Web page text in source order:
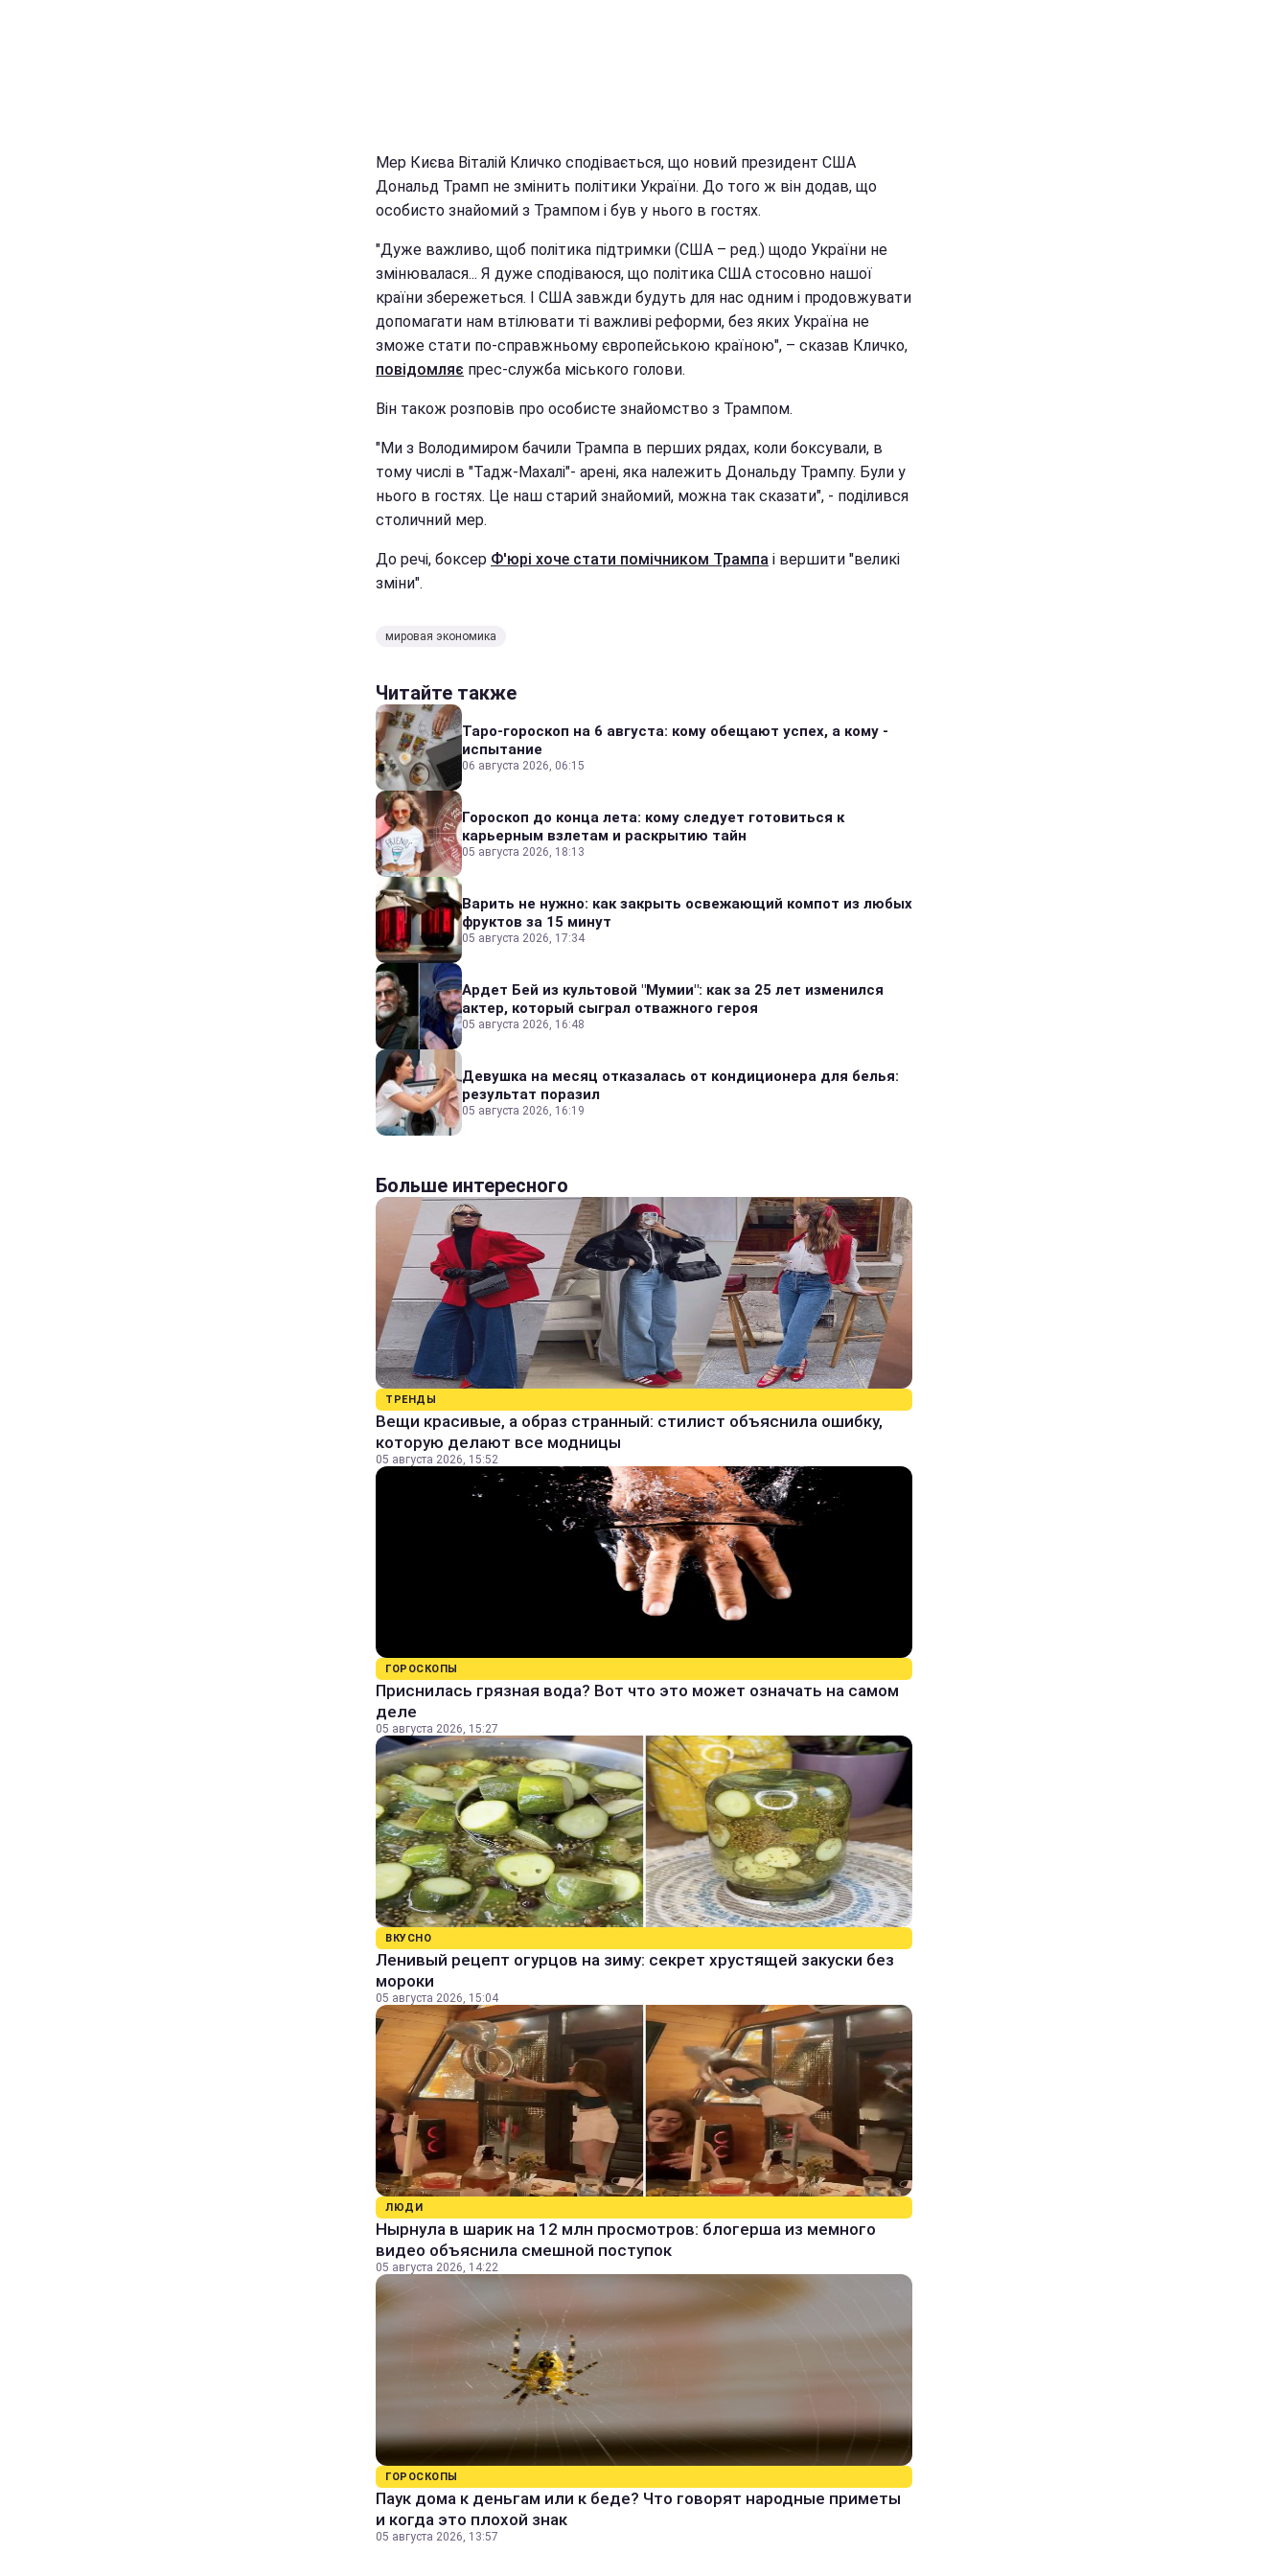
Мер Києва Віталій Кличко сподівається, що новий президент США
Дональд Трамп не змінить політики України. До того ж він додав, що
особисто знайомий з Трампом і був у нього в гостях.
"Дуже важливо, щоб політика підтримки (США – ред.) щодо України не
змінювалася... Я дуже сподіваюся, що політика США стосовно нашої
країни збережеться. І США завжди будуть для нас одним і продовжувати
допомагати нам втілювати ті важливі реформи, без яких Україна не
зможе стати по-справжньому європейською країною", – сказав Кличко,
повідомляє прес-служба міського голови.
Він також розповів про особисте знайомство з Трампом.
"Ми з Володимиром бачили Трампа в перших рядах, коли боксували, в
тому числі в "Тадж-Махалі"- арені, яка належить Дональду Трампу. Були у
нього в гостях. Це наш старий знайомий, можна так сказати", - поділився
столичний мер.
До речі, боксер Ф'юрі хоче стати помічником Трампа і вершити "великі
зміни".
мировая экономика
Читайте также
Таро-гороскоп на 6 августа: кому обещают успех, а кому -
испытание
06 августа 2026, 06:15
Гороскоп до конца лета: кому следует готовиться к
карьерным взлетам и раскрытию тайн
05 августа 2026, 18:13
Варить не нужно: как закрыть освежающий компот из любых
фруктов за 15 минут
05 августа 2026, 17:34
Ардет Бей из культовой "Мумии": как за 25 лет изменился
актер, который сыграл отважного героя
05 августа 2026, 16:48
Девушка на месяц отказалась от кондиционера для белья:
результат поразил
05 августа 2026, 16:19
Больше интересного
ТРЕНДЫ
Вещи красивые, а образ странный: стилист объяснила ошибку,
которую делают все модницы
05 августа 2026, 15:52
ГОРОСКОПЫ
Приснилась грязная вода? Вот что это может означать на самом
деле
05 августа 2026, 15:27
ВКУСНО
Ленивый рецепт огурцов на зиму: секрет хрустящей закуски без
мороки
05 августа 2026, 15:04
ЛЮДИ
Нырнула в шарик на 12 млн просмотров: блогерша из мемного
видео объяснила смешной поступок
05 августа 2026, 14:22
ГОРОСКОПЫ
Паук дома к деньгам или к беде? Что говорят народные приметы
и когда это плохой знак
05 августа 2026, 13:57